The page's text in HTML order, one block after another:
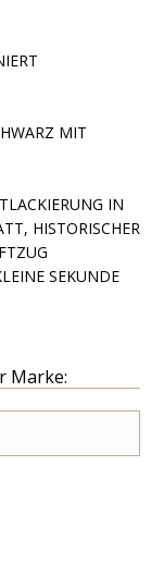
MIT
IN
HISTORISCHER
SEKUNDE
Marke: